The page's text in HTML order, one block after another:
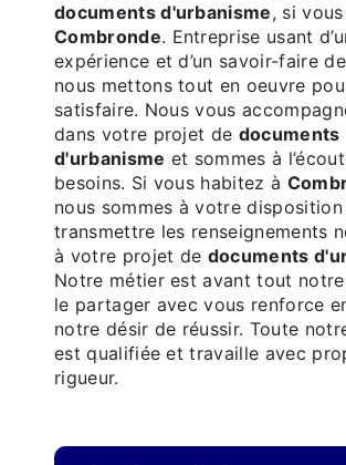
documents d'urbanisme, si
Combronde. Entreprise usant
expérience et d’un savoir-faire
nous mettons tout en oeuvre
satisfaire. Nous vous
dans votre projet de documents
d'urbanisme et sommes à
besoins. Si vous habitez à
nous sommes à votre
transmettre les renseignements
à votre projet de documents
Notre métier est avant tout
le partager avec vous renforce
notre désir de réussir. Toute
est qualifiée et travaille avec
rigueur.